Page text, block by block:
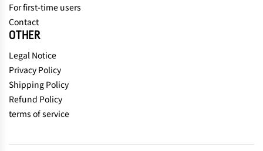
For first-time users
Contact
OTHER
Legal Notice
Privacy Policy
Shipping Policy
Refund Policy
terms of service